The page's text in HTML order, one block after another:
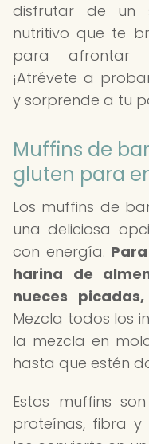
disfrutar de un
nutritivo que te
para afrontar
¡Atrévete a
y sorprende a tu
Muffins de
gluten para
Los muffins de
una deliciosa
con energía.
harina de
nueces
Mezcla todos los
la mezcla en
hasta que estén
Estos muffins
proteínas, fibra y